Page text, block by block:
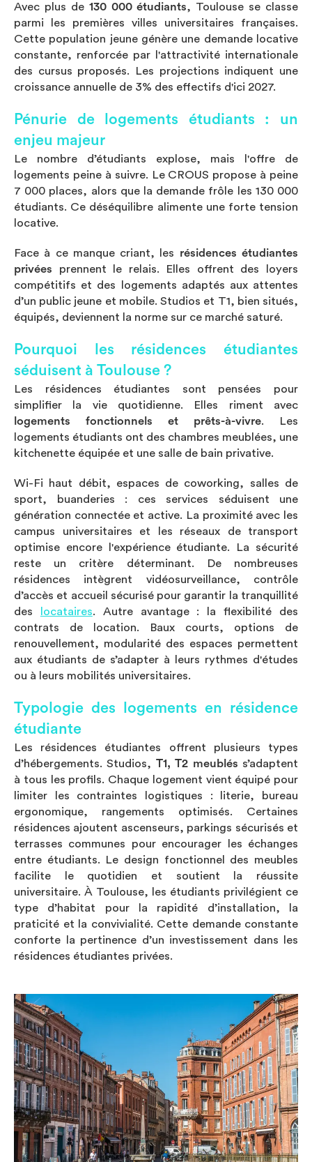
Avec plus de 130 000 étudiants, Toulouse se classe
parmi les premières villes universitaires françaises.
Cette population jeune génère une demande locative
constante, renforcée par l'attractivité internationale
des cursus proposés. Les projections indiquent une
croissance annuelle de 3% des effectifs d'ici 2027.
Pénurie de logements étudiants : un
enjeu majeur
Le nombre d’étudiants explose, mais l'offre de
logements peine à suivre. Le CROUS propose à peine
7 000 places, alors que la demande frôle les 130 000
étudiants. Ce déséquilibre alimente une forte tension
locative.
Face à ce manque criant, les résidences étudiantes
privées prennent le relais. Elles offrent des loyers
compétitifs et des logements adaptés aux attentes
d’un public jeune et mobile. Studios et T1, bien situés,
équipés, deviennent la norme sur ce marché saturé.
Pourquoi les résidences étudiantes
séduisent à Toulouse ?
Les résidences étudiantes sont pensées pour
simplifier la vie quotidienne. Elles riment avec
logements fonctionnels et prêts-à-vivre. Les
logements étudiants ont des chambres meublées, une
kitchenette équipée et une salle de bain privative.
Wi-Fi haut débit, espaces de coworking, salles de
sport, buanderies : ces services séduisent une
génération connectée et active. La proximité avec les
campus universitaires et les réseaux de transport
optimise encore l'expérience étudiante. La sécurité
reste un critère déterminant. De nombreuses
résidences intègrent vidéosurveillance, contrôle
d’accès et accueil sécurisé pour garantir la tranquillité
des
locataires. Autre avantage : la flexibilité des
contrats de location. Baux courts, options de
renouvellement, modularité des espaces permettent
aux étudiants de s’adapter à leurs rythmes d'études
ou à leurs mobilités universitaires.
Typologie des logements en résidence
étudiante
Les résidences étudiantes offrent plusieurs types
d’hébergements. Studios, T1, T2 meublés s’adaptent
à tous les profils. Chaque logement vient équipé pour
limiter les contraintes logistiques : literie, bureau
ergonomique, rangements optimisés. Certaines
résidences ajoutent ascenseurs, parkings sécurisés et
terrasses communes pour encourager les échanges
entre étudiants. Le design fonctionnel des meubles
facilite le quotidien et soutient la réussite
universitaire. À Toulouse, les étudiants privilégient ce
type d’habitat pour la rapidité d’installation, la
praticité et la convivialité. Cette demande constante
conforte la pertinence d’un investissement dans les
résidences étudiantes privées.